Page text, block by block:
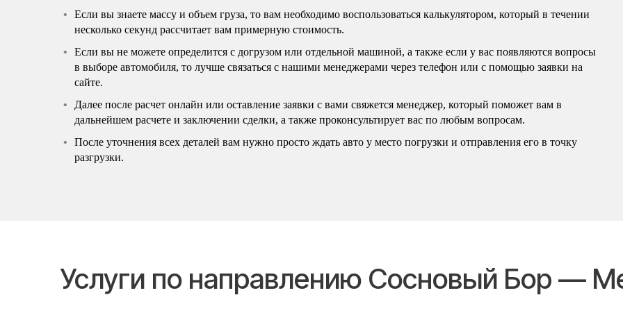
Если вы знаете массу и объем груза, то вам необходимо воспользоваться калькулятором, который в течении
несколько секунд рассчитает вам примерную стоимость.
Если вы не можете определится с догрузом или отдельной машиной, а также если у вас появляются вопросы
в выборе автомобиля, то лучше связаться с нашими менеджерами через телефон или с помощью заявки на
сайте.
Далее после расчет онлайн или оставление заявки с вами свяжется менеджер, который поможет вам в
дальнейшем расчете и заключении сделки, а также проконсультирует вас по любым вопросам.
После уточнения всех деталей вам нужно просто ждать авто у место погрузки и отправления его в точку
разгрузки.
Услуги по направлению Сосновый Бор —